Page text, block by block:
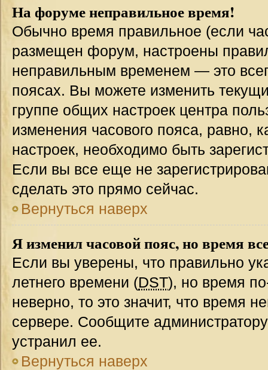
На форуме неправильное время!
Обычно время правильное (если
размещен форум, настроены
неправильным временем — это
поясах. Вы можете изменить
группе общих настроек центра
изменения часового пояса, равно,
настроек, необходимо быть
Если вы все еще не
сделать это прямо сейчас.
Вернуться наверх
Я изменил часовой пояс, но время
Если вы уверены, что правильно
летнего времени (DST), но время
неверно, то это значит, что время
сервере. Сообщите
устранил ее.
Вернуться наверх